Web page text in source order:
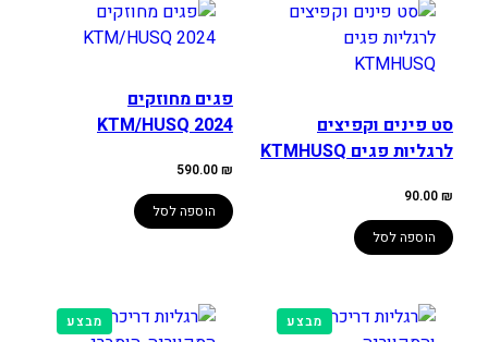
סט פינים וקפיצים
לרגליות פגים KTMHUSQ
90.00₪
הוספה לסל
פגים מחוזקים
KTM/HUSQ 2024
590.00₪
הוספה לסל
מבצעמוצרים
מבצעמוצרים